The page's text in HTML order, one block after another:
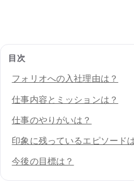
目次
フォリオへの入社理由は？
仕事内容とミッションは？
仕事のやりがいは？
印象に残っているエピソード
今後の目標は？